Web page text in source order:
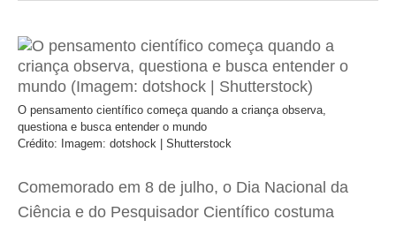
O pensamento científico começa quando a criança observa,
questiona e busca entender o mundo
Crédito: Imagem: dotshock | Shutterstock
Comemorado em 8 de julho, o Dia Nacional da
Ciência e do Pesquisador Científico costuma